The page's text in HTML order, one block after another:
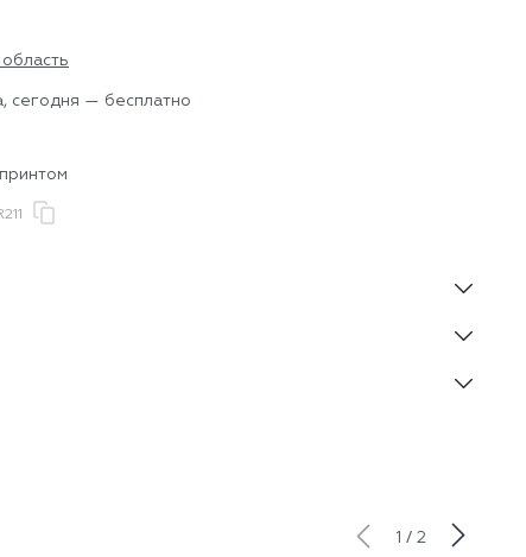
сегодня — бесплатно
1 / 2